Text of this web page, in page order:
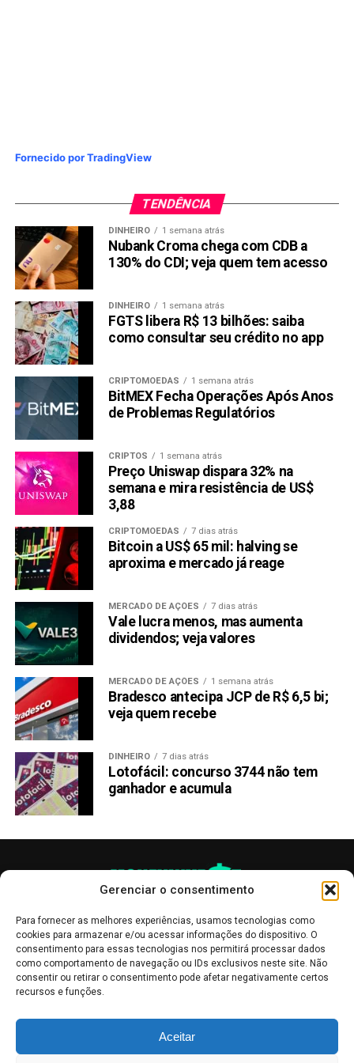
Gerenciar o consentimento
Para fornecer as melhores experiências, usamos tecnologias como
cookies para armazenar e/ou acessar informações do dispositivo. O
consentimento para essas tecnologias nos permitirá processar dados
como comportamento de navegação ou IDs exclusivos neste site. Não
consentir ou retirar o consentimento pode afetar negativamente certos
recursos e funções.
Aceitar
Fornecido por TradingView
TENDÊNCIA
DINHEIRO 1 semana atrás
Nubank Croma chega com CDB a
130% do CDI; veja quem tem acesso
DINHEIRO 1 semana atrás
FGTS libera R$ 13 bilhões: saiba
como consultar seu crédito no app
CRIPTOMOEDAS 1 semana atrás
BitMEX Fecha Operações Após Anos
de Problemas Regulatórios
CRIPTOS 1 semana atrás
Preço Uniswap dispara 32% na
semana e mira resistência de US$
3,88
CRIPTOMOEDAS 7 dias atrás
Bitcoin a US$ 65 mil: halving se
aproxima e mercado já reage
MERCADO DE AÇÕES 7 dias atrás
Vale lucra menos, mas aumenta
dividendos; veja valores
MERCADO DE AÇÕES 1 semana atrás
Bradesco antecipa JCP de R$ 6,5 bi;
veja quem recebe
DINHEIRO 7 dias atrás
Lotofácil: concurso 3744 não tem
ganhador e acumula
informativo, servindo como boletins de divulgação, e não devem ser
interpretadas como recomendações de investimento.Leia mais